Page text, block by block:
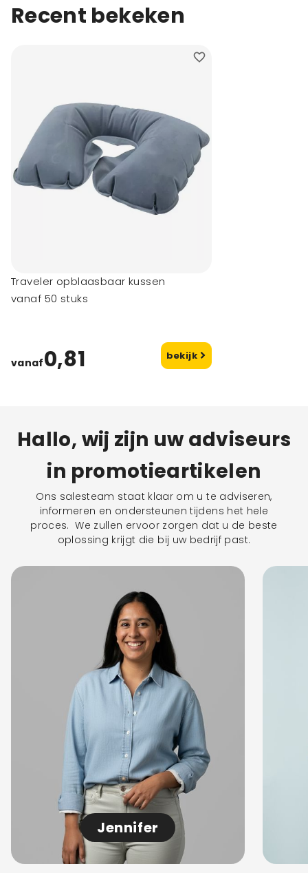
Recent bekeken
Traveler opblaasbaar kussen
vanaf 50 stuks
vanaf0,81 bekijk
Hallo, wij zijn uw adviseurs
in promotieartikelen
Ons salesteam staat klaar om u te adviseren,
informeren en ondersteunen tijdens het hele
proces. We zullen ervoor zorgen dat u de beste
oplossing krijgt die bij uw bedrijf past.
Jennifer